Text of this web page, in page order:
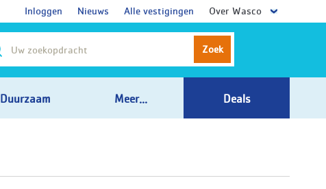
Inloggen Nieuws Alle vestigingen Over Wasco
Zoek
Duurzaam Meer... Deals